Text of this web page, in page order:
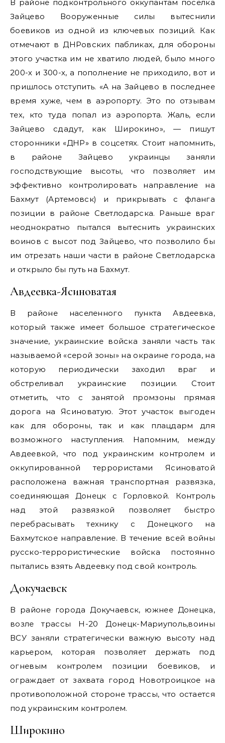
В районе подконтрольного оккупантам поселка
Зайцево Вооруженные силы вытеснили
боевиков из одной из ключевых позиций. Как
отмечают в ДНРовских пабликах, для обороны
этого участка им не хватило людей, было много
200-х и 300-х, а пополнение не приходило, вот и
пришлось отступить. «А на Зайцево в последнее
время хуже, чем в аэропорту. Это по отзывам
тех, кто туда попал из аэропорта. Жаль, если
Зайцево сдадут, как Широкино», — пишут
сторонники «ДНР» в соцсетях. Стоит напомнить,
в районе Зайцево украинцы заняли
господствующие высоты, что позволяет им
эффективно контролировать направление на
Бахмут (Артемовск) и прикрывать с фланга
позиции в районе Светлодарска. Раньше враг
неоднократно пытался вытеснить украинских
воинов с высот под Зайцево, что позволило бы
им отрезать наши части в районе Светлодарска
и открыло бы путь на Бахмут.
Авдеевка-Ясиноватая
В районе населенного пункта Авдеевка,
который также имеет большое стратегическое
значение, украинские войска заняли часть так
называемой «серой зоны» на окраине города, на
которую периодически заходил враг и
обстреливал украинские позиции. Стоит
отметить, что с занятой промзоны прямая
дорога на Ясиноватую. Этот участок выгоден
как для обороны, так и как плацдарм для
возможного наступления. Напомним, между
Авдеевкой, что под украинским контролем и
оккупированной террористами Ясиноватой
расположена важная транспортная развязка,
соединяющая Донецк с Горловкой. Контроль
над этой развязкой позволяет быстро
перебрасывать технику с Донецкого на
Бахмутское направление. В течение всей войны
русско-террористические войска постоянно
пытались взять Авдеевку под свой контроль.
Докучаевск
В районе города Докучаевск, южнее Донецка,
возле трассы Н-20 Донецк-Мариуполь,воины
ВСУ заняли стратегически важную высоту над
карьером, которая позволяет держать под
огневым контролем позиции боевиков, и
ограждает от захвата город Новотроицкое на
противоположной стороне трассы, что остается
под украинским контролем.
Широкино